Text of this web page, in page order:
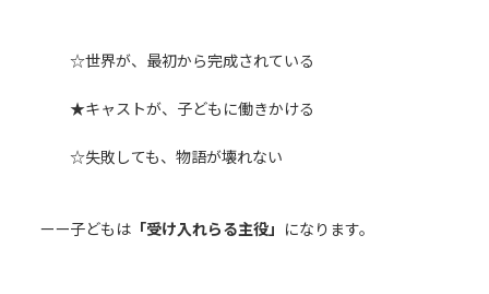
☆世界が、最初から完成されている
★キャストが、子どもに働きかける
☆失敗しても、物語が壊れない
ーー子どもは 「受け入れらる主役」 になります。